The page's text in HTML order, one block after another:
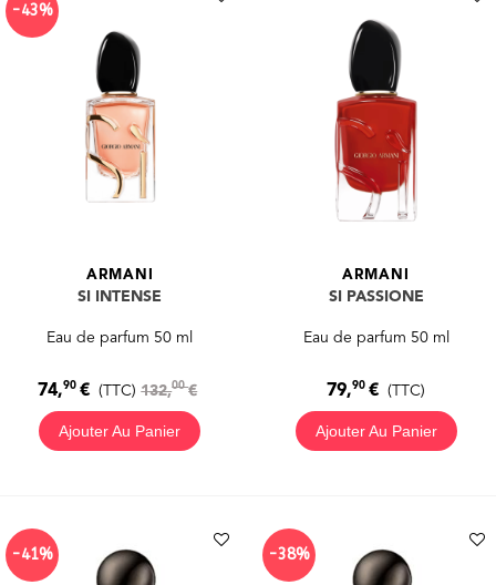
-43%
ARMANI
SI INTENSE
Eau de parfum 50 ml
74,90€ (TTC) 132,00€
Ajouter Au Panier
ARMANI
SI PASSIONE
Eau de parfum 50 ml
79,90€ (TTC)
Ajouter Au Panier
-41% -38%